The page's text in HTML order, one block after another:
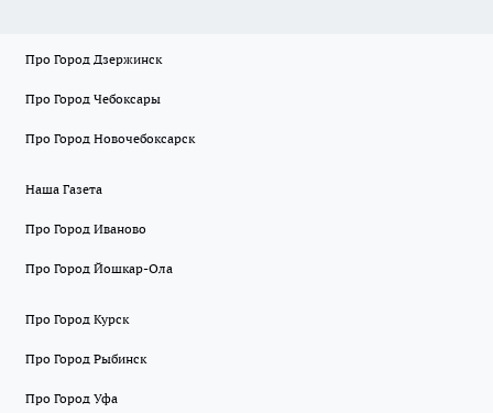
Про Город Дзержинск
Про Город Чебоксары
Про Город Новочебоксарск
Наша Газета
Про Город Иваново
Про Город Йошкар-Ола
Про Город Курск
Про Город Рыбинск
Про Город Уфа